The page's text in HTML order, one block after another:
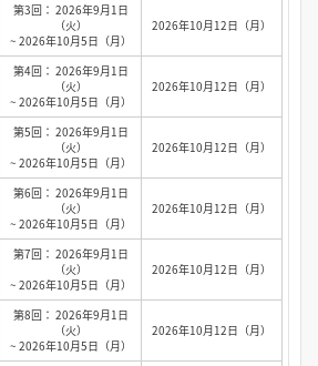
第3回： 2026年9月1日
（火）
~ 2026年10月5日（月）
2026年10月12日（月）
第4回： 2026年9月1日
（火）
~ 2026年10月5日（月）
2026年10月12日（月）
第5回： 2026年9月1日
（火）
~ 2026年10月5日（月）
2026年10月12日（月）
第6回： 2026年9月1日
（火）
~ 2026年10月5日（月）
2026年10月12日（月）
第7回： 2026年9月1日
（火）
~ 2026年10月5日（月）
2026年10月12日（月）
第8回： 2026年9月1日
（火）
~ 2026年10月5日（月）
2026年10月12日（月）